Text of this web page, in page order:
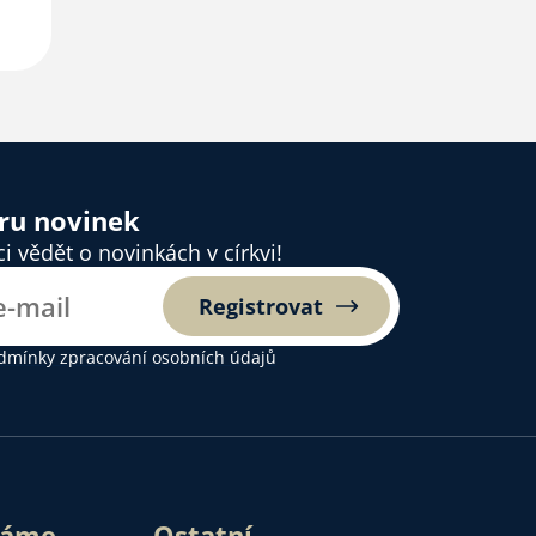
novinek
vědět o novinkách v církvi!
Registrovat
zpracování osobních údajů